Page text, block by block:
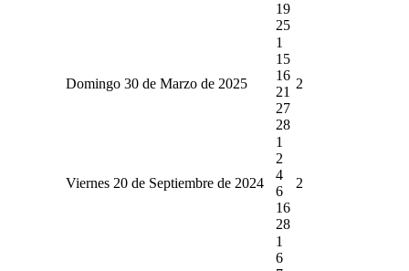
19
25
Domingo 30 de Marzo de 2025
1
15
16
21
27
28
2
Viernes 20 de Septiembre de 2024
1
2
4
6
16
28
2
1
6